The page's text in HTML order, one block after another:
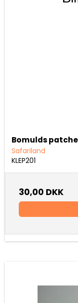
Bomulds
Safariland
KLEP201
30,00 DKK